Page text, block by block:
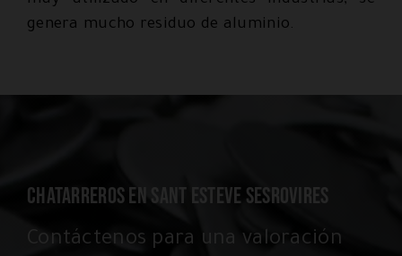
genera mucho residuo de aluminio.
CHATARREROS EN SANT ESTEVE SESROVIRES
Contáctenos para una valoración